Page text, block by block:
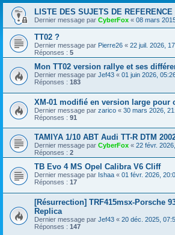
LISTE DES SUJETS DE REFERENCE
Dernier message par CyberFox « 08 mars
TT02 ?
Dernier message par Pierre26 « 22 juil. 2026,
Réponses : 5
Mon TT02 version rallye et ses
Dernier message par Jef43 « 01 juin 2026,
Réponses : 183
XM-01 modifié en version large pour
Dernier message par zarico « 30 mars 2026,
Réponses : 91
TAMIYA 1/10 ABT Audi TT-R DTM
Dernier message par CyberFox « 22 févr.
Réponses : 2
TB Evo 4 MS Opel Calibra V6 Cliff
Dernier message par Ishaa « 01 févr. 2026,
Réponses : 17
[Résurrection] TRF415msx-Porsche
Replica
Dernier message par Jef43 « 20 déc. 2025,
Réponses : 147